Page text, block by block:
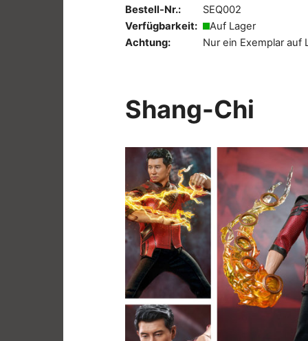
Bestell-Nr.:
SEQ002
Verfügbarkeit:
Auf Lager
Achtung:
Nur ein Exemplar auf
Shang-Chi